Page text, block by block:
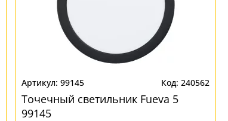
99145 240562
Точечный светильник Fueva 5
99145